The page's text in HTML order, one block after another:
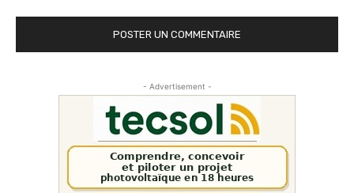
- Advertisement -